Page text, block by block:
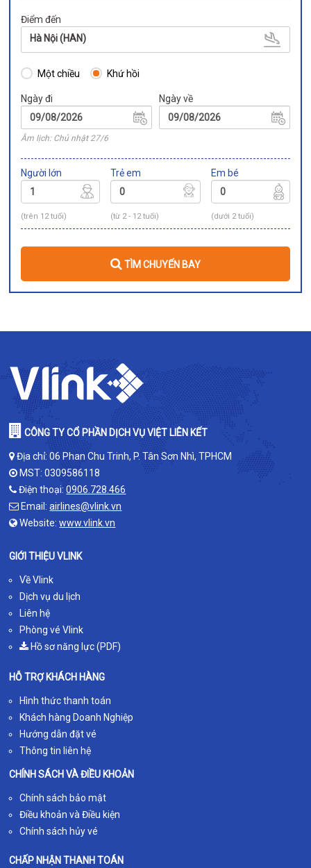
Điểm đến
Hà Nội (HAN)
Một chiều Khứ hồi
Ngày đi
Âm lịch: Chủ nhật 27/6
Ngày về
Người lớn
(trên 12 tuổi)
Trẻ em
(từ 2 - 12 tuổi)
Em bé
(dưới 2 tuổi)
TÌM CHUYẾN BAY
CÔNG TY CỔ PHẦN DỊCH VỤ VIỆT LIÊN KẾT
Địa chỉ: 06 Phan Chu Trinh, P. Tân Sơn Nhì, TPHCM
MST: 0309586118
Điện thoại:0906.728.466
Email:airlines@vlink.vn
Website:www.vlink.vn
GIỚI THIỆU VLINK
Về Vlink
Dịch vụ du lịch
Liên hệ
Phòng vé Vlink
Hồ sơ năng lực (PDF)
HỖ TRỢ KHÁCH HÀNG
Hình thức thanh toán
Khách hàng Doanh Nghiệp
Hướng dẫn đặt vé
Thông tin liên hệ
CHÍNH SÁCH VÀ ĐIỀU KHOẢN
Chính sách bảo mật
Điều khoản và Điều kiện
Chính sách hủy vé
CHẤP NHẬN THANH TOÁN